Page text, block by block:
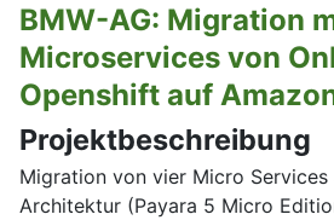
BMW-AG: Migration
Microservices von
Openshift auf
Projektbeschreibung
Migration von vier Micro
Architektur (Payara 5 Micro